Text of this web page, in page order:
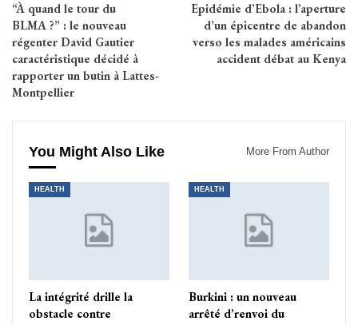
“À quand le tour du
BLMA ?” : le nouveau
régenter David Gautier
caractéristique décidé à
rapporter un butin à Lattes-
Montpellier
Epidémie d’Ebola : l’aperture
d’un épicentre de abandon
verso les malades américains
accident débat au Kenya
You Might Also Like More From Author
HEALTH
La intégrité drille la
obstacle contre
HEALTH
Burkini : un nouveau
arrêté d’renvoi du